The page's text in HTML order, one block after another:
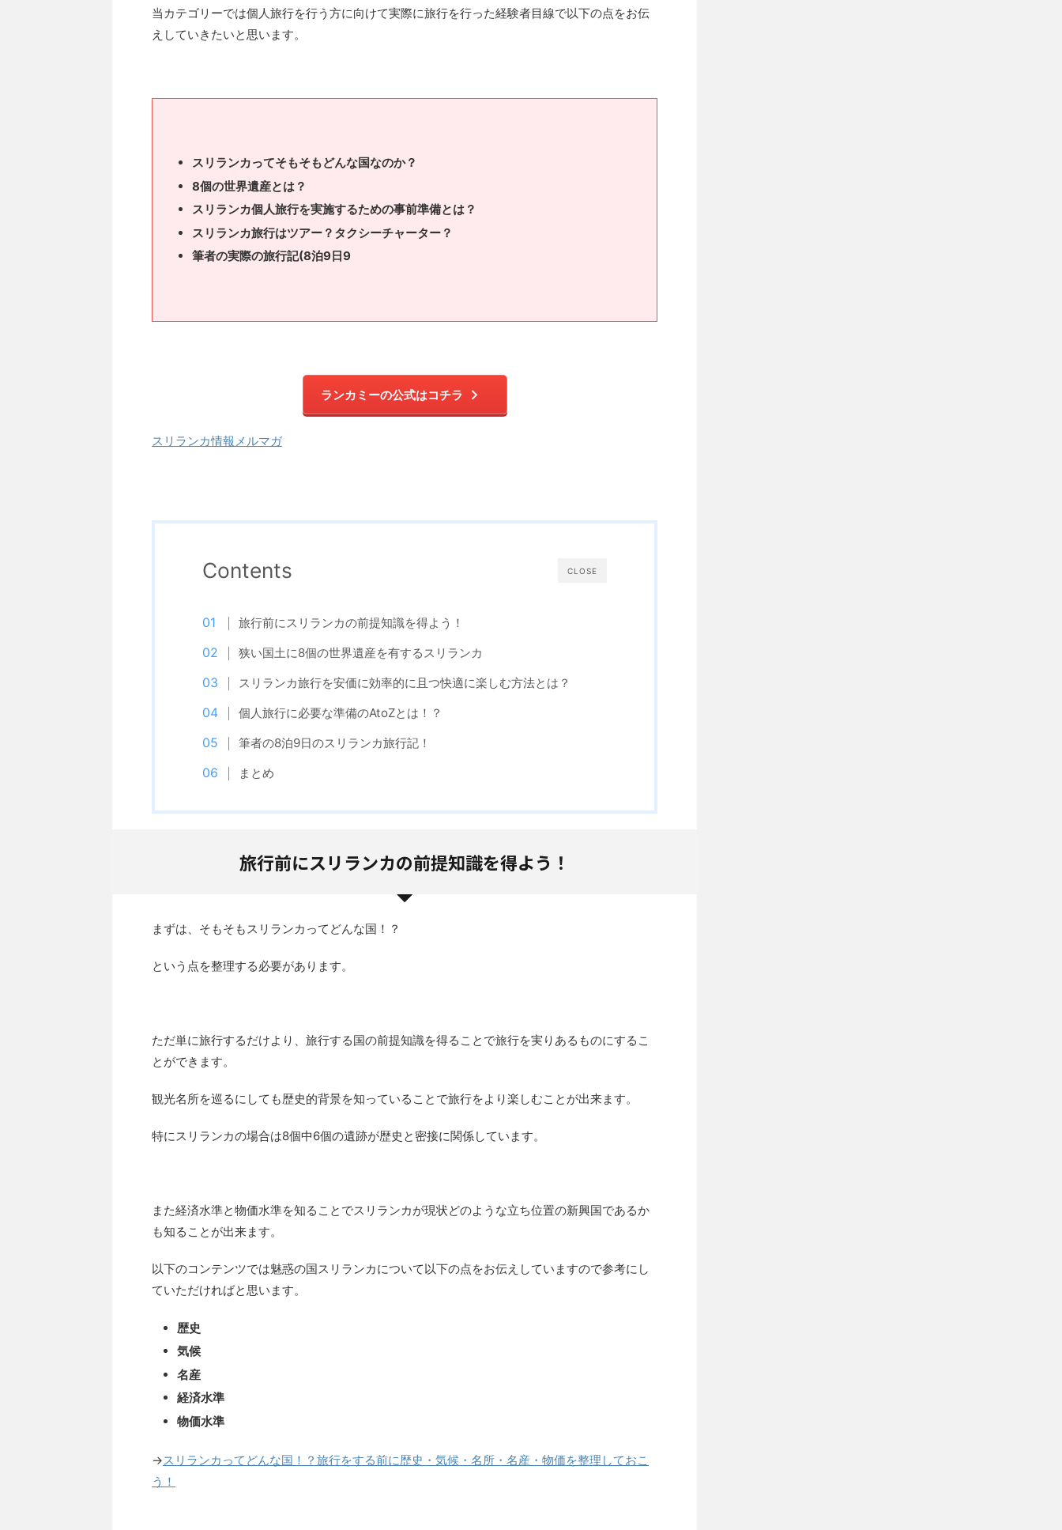
当カテゴリーでは個人旅行を行う方に向けて実際に旅行を行った経験者目線で以下の点をお伝
えしていきたいと思います。
スリランカってそもそもどんな国なのか？
8個の世界遺産とは？
スリランカ個人旅行を実施するための事前準備とは？
スリランカ旅行はツアー？タクシーチャーター？
筆者の実際の旅行記(8泊9日9
ランカミーの公式はコチラ
スリランカ情報メルマガ
CLOSE
Contents
旅行前にスリランカの前提知識を得よう！
狭い国土に8個の世界遺産を有するスリランカ
スリランカ旅行を安価に効率的に且つ快適に楽しむ方法とは？
個人旅行に必要な準備のAtoZとは！？
筆者の8泊9日のスリランカ旅行記！
まとめ
旅行前にスリランカの前提知識を得よう！
まずは、そもそもスリランカってどんな国！？
という点を整理する必要があります。
ただ単に旅行するだけより、旅行する国の前提知識を得ることで旅行を実りあるものにするこ
とができます。
観光名所を巡るにしても歴史的背景を知っていることで旅行をより楽しむことが出来ます。
特にスリランカの場合は8個中6個の遺跡が歴史と密接に関係しています。
また経済水準と物価水準を知ることでスリランカが現状どのような立ち位置の新興国であるか
も知ることが出来ます。
以下のコンテンツでは魅惑の国スリランカについて以下の点をお伝えしていますので参考にし
ていただければと思います。
歴史
気候
名産
経済水準
物価水準
→スリランカってどんな国！？旅行をする前に歴史・気候・名所・名産・物価を整理しておこ
う！